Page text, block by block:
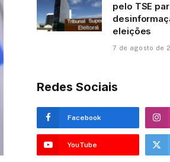
pelo TSE
eleições
7 de agosto de
Redes Sociais
Facebook
YouTube